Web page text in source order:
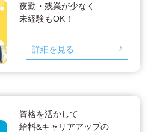
夜勤・残業が少なく
未経験もOK！
詳細を見る
資格を活かして
給料&キャリアアップの